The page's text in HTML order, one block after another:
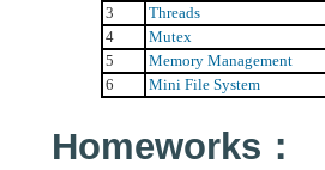
3
Threads
4
Mutex
5
Memory Management
6
Mini File System
Homeworks：